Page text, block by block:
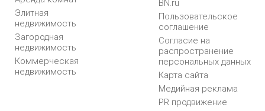
Элитная
недвижимость
Загородная
недвижимость
Коммерческая
недвижимость
BN.ru
Пользовательское
соглашение
Согласие на
распространение
персональных данных
Карта сайта
Медийная реклама
PR продвижение